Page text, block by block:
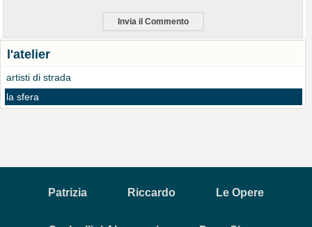
l'atelier
artisti di strada
la sfera
Patrizia Riccardo Le Opere